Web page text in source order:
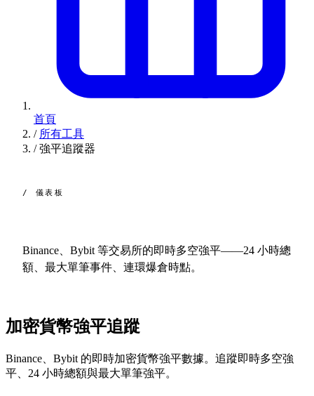
首頁
/ 所有工具
/ 強平追蹤器
/ 儀表板
Binance、Bybit 等交易所的即時多空強平——24 小時總
額、最大單筆事件、連環爆倉時點。
加密貨幣強平追蹤
Binance、Bybit 的即時加密貨幣強平數據。追蹤即時多空強
平、24 小時總額與最大單筆強平。